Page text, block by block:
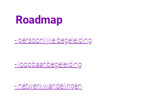
Roadmap
- persoonlijke begeleiding
- loopbaanbegeleiding
- netwerkwandelingen